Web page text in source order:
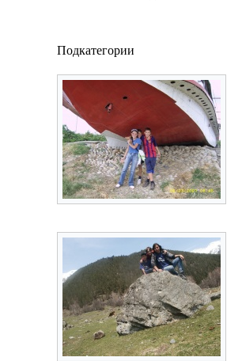
Подкатегории